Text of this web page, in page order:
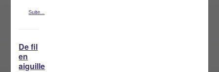
Suite...
De fil
en
aiguille